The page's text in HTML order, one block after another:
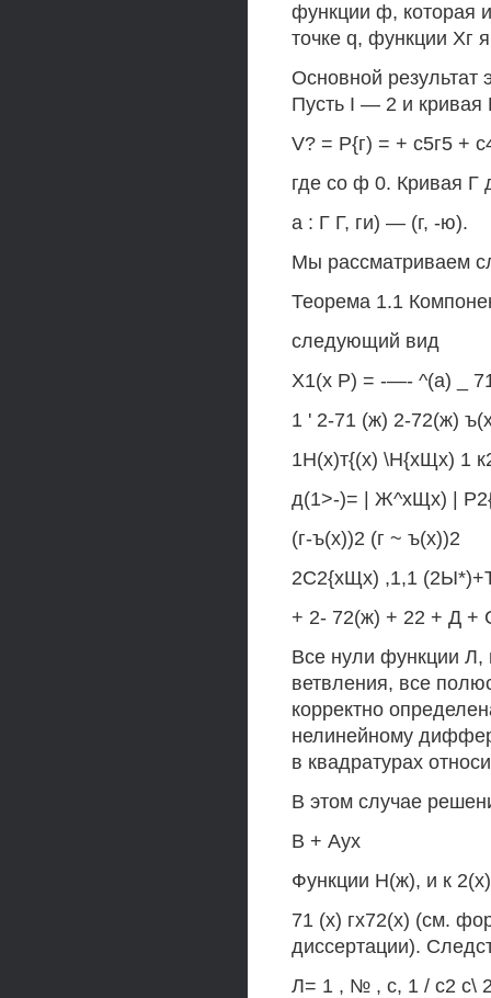
функции ф, которая
точке q, функции
Основной
Пусть I — 2 и кривая
V? = Р{г) = + с5г5 +
где со ф 0. Кривая
а : Г Г, ги) — (г, -ю).
Мы рассматриваем
Теорема 1.1
следующий вид
Х1(х Р) = -—- ^(а) _
1 ' 2-71 (ж) 2-72(ж)
1Н(х)т{(х) \Н{хЩх) 1
д(1>-)= | Ж^хЩх) |
(г-ъ(х))2 (г ~ ъ(х))2
2С2{хЩх) ,1,1
+ 2- 72(ж) + 22 + Д +
Все нули функции Л,
ветвления, все
корректно
нелинейному
в квадратурах
В этом случае
В + Аух
Функции Н(ж), и к
71 (х) гх72(х) (см.
диссертации).
Л= 1 , № , с, 1 / с2 с\